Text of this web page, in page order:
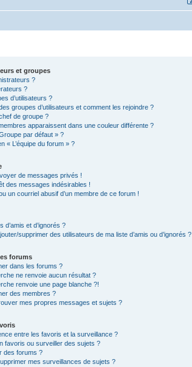
et groupes
?
?
d’utilisateurs ?
groupes d’utilisateurs et comment les rejoindre ?
de groupe ?
apparaissent dans une couleur différente ?
par défaut » ?
« L’équipe du forum » ?
de messages privés !
des messages indésirables !
un courriel abusif d’un membre de ce forum !
d’amis et d’ignorés ?
supprimer des utilisateurs de ma liste d’amis ou d’ignorés ?
forums
dans les forums ?
ne renvoie aucun résultat ?
renvoie une page blanche ?!
des membres ?
mes propres messages et sujets ?
entre les favoris et la surveillance ?
favoris ou surveiller des sujets ?
des forums ?
mes surveillances de sujets ?